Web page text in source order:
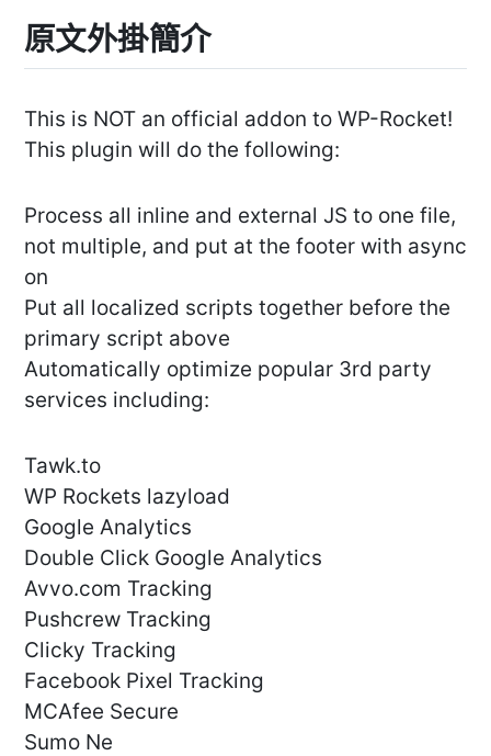
原文外掛簡介
This is NOT an official addon to WP-Rocket!
This plugin will do the following:
Process all inline and external JS to one file,
not multiple, and put at the footer with async
on
Put all localized scripts together before the
primary script above
Automatically optimize popular 3rd party
services including:
Tawk.to
WP Rockets lazyload
Google Analytics
Double Click Google Analytics
Avvo.com Tracking
Pushcrew Tracking
Clicky Tracking
Facebook Pixel Tracking
MCAfee Secure
Sumo Ne